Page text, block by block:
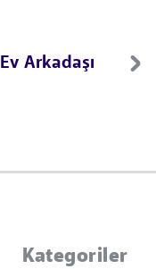
Ev Arkadaşı
Kategoriler